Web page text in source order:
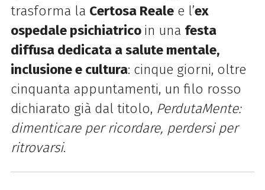
trasforma la Certosa Realee l’ex
ospedale psichiatrico in una festa
diffusa dedicata a salute mentale,
inclusione e cultura: cinque giorni, oltre
cinquanta appuntamenti, un filo rosso
dichiarato già dal titolo, PerdutaMente:
dimenticare per ricordare, perdersi per
ritrovarsi.